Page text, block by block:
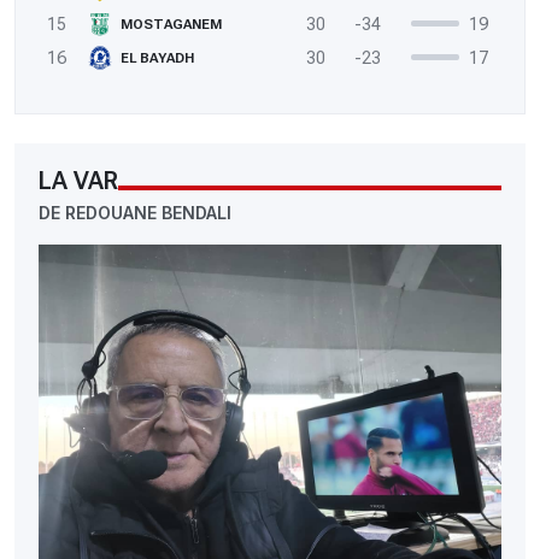
15
MOSTAGANEM 30 -34
19
16
EL BAYADH 30 -23 17
LA VAR
DE REDOUANE BENDALI